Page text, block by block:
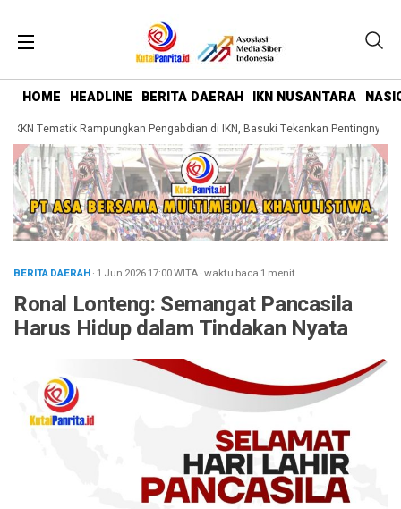
HOME HEADLINE BERITA DAERAH IKN NUSANTARA
Tematik Rampungkan Pengabdian di IKN, Basuki Tekankan Pentingnya
BERITA DAERAH· 1 Jun 202617:00WITA·waktu baca 1 menit
Ronal Lonteng: Semangat Pancasila
Harus Hidup dalam Tindakan Nyata